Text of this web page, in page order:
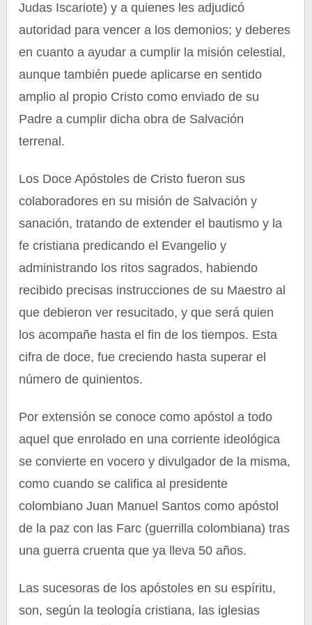
Judas Iscariote) y a quienes les adjudicó
autoridad para vencer a los demonios; y deberes
en cuanto a ayudar a cumplir la misión celestial,
aunque también puede aplicarse en sentido
amplio al propio Cristo como enviado de su
Padre a cumplir dicha obra de Salvación
terrenal.
Los Doce Apóstoles de Cristo fueron sus
colaboradores en su misión de Salvación y
sanación, tratando de extender el bautismo y la
fe cristiana predicando el Evangelio y
administrando los ritos sagrados, habiendo
recibido precisas instrucciones de su Maestro al
que debieron ver resucitado, y que será quien
los acompañe hasta el fin de los tiempos. Esta
cifra de doce, fue creciendo hasta superar el
número de quinientos.
Por extensión se conoce como apóstol a todo
aquel que enrolado en una corriente ideológica
se convierte en vocero y divulgador de la misma,
como cuando se califica al presidente
colombiano Juan Manuel Santos como apóstol
de la paz con las Farc (guerrilla colombiana) tras
una guerra cruenta que ya lleva 50 años.
Las sucesoras de los apóstoles en su espíritu,
son, según la teología cristiana, las iglesias